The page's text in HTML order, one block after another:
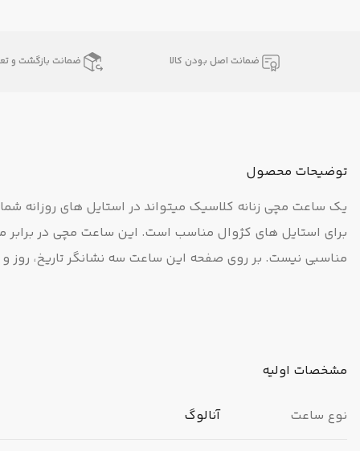
ضمانت اصل بودن کالا ضمانت بازگشت و
توضیحات محصول
یک ساعت مچی زنانه کلاسیک میتواند در استایل های روزانه
برای استایل های کژوال مناسب است. این ساعت مچی در
مناسبی نیست. بر روی صفحه این ساعت سه نشانگر تاریخ، روز و 24 ساعته وجود دارد.
مشخصات اولیه
نوع ساعت آنالوگ